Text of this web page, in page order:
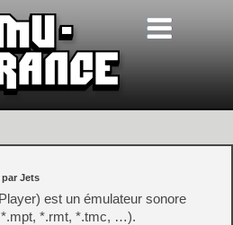
par Jets
est un émulateur sonore
*.mpt, *.rmt, *.tmc, …).